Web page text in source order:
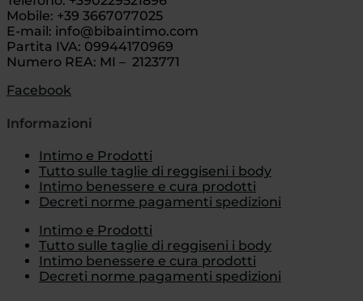
Mobile: +39 3667077025
E-mail: info@bibaintimo.com
Partita IVA: 09944170969
Numero REA: MI – 2123771
Facebook
Informazioni
Intimo e Prodotti
Tutto sulle taglie di reggiseni i body
Intimo benessere e cura prodotti
Decreti norme pagamenti spedizioni
Intimo e Prodotti
Tutto sulle taglie di reggiseni i body
Intimo benessere e cura prodotti
Decreti norme pagamenti spedizioni